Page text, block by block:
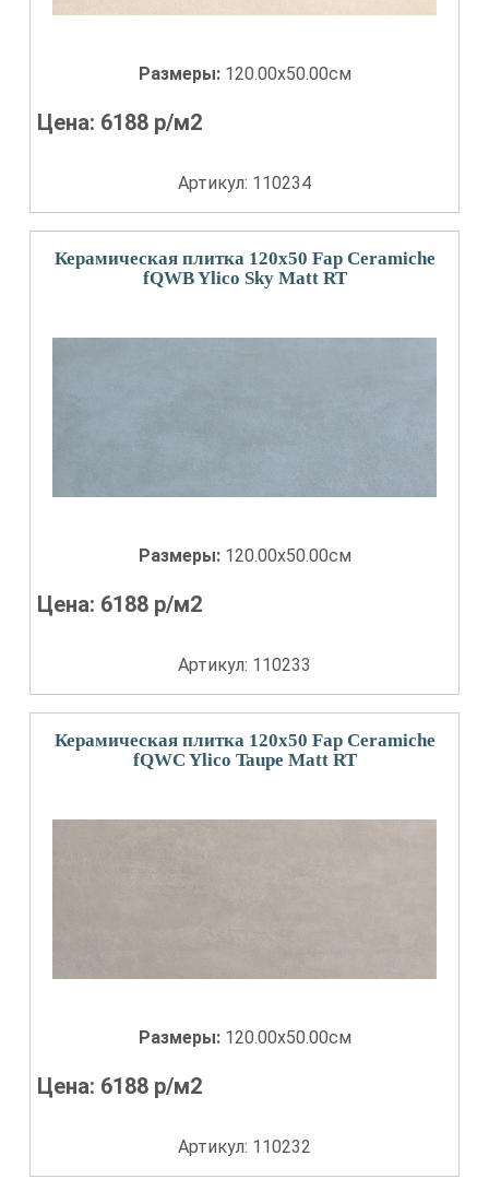
Размеры: 120.00x50.00см
Цена: 6188 р/м2
Артикул: 110234
Керамическая плитка 120x50 Fap Ceramiche
fQWB Ylico Sky Matt RT
Размеры: 120.00x50.00см
Цена: 6188 р/м2
Артикул: 110233
Керамическая плитка 120x50 Fap Ceramiche
fQWC Ylico Taupe Matt RT
Размеры: 120.00x50.00см
Цена: 6188 р/м2
Артикул: 110232